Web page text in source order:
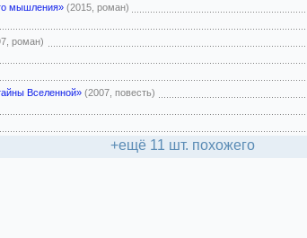
мышления» (2015, роман)
роман)
Вселенной» (2007, повесть)
+ещё 11 шт. похожего